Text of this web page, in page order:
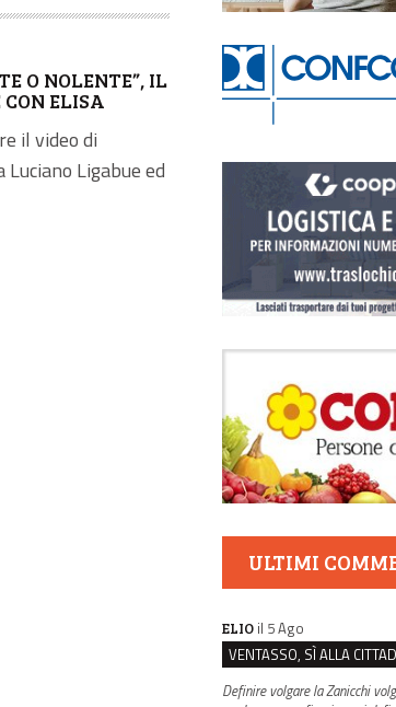
O NOLENTE”, IL
ELISA
il video di
Ligabue ed
ULTIMI
ELIO il 5 Ago
Definire volgare la Zanicchi